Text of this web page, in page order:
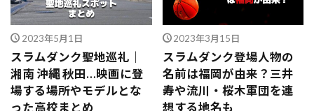
2023年5月1日
スラムダンク聖地巡礼｜
湘南 沖縄 秋田…映画に登
場する場所やモデルとな
った高校まとめ
2023年3月15日
スラムダンク登場人物の
名前は福岡が由来？三井
寿や流川・桜木軍団を連
想する地名も